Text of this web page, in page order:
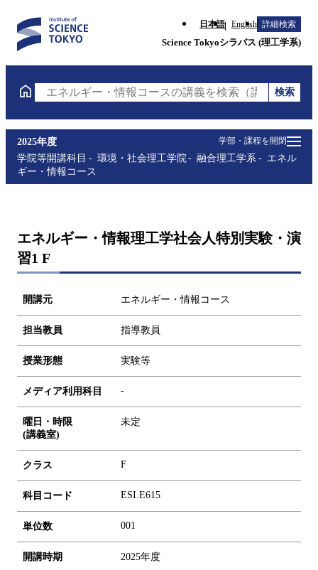
日本語 English 詳細検索
Science Tokyoシラバス (理工学系)
エネルギー・情報コースの講義を検索（講義名・科
検索
学部・課程を開閉
2025年度
学院等開講科目
環境・社会理工学院 融合理工学系
エネル
ギー・情報コース
エネルギー・情報理工学社会人特別実験・演
習1 F
開講元 エネルギー・情報コース
担当教員 指導教員
授業形態 実験等
メディア利用科目 -
曜日・時限
(講義室)
未定
クラス F
科目コード ESI.E615
単位数 001
開講時期 2025年度